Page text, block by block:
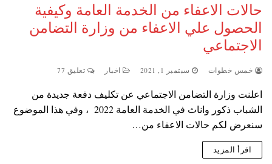
حالات الاعفاء من الخدمة العامة وكيفية
الحصول علي الاعفاء من وزارة التضامن
الاجتماعي
خمس خطوات سبتمبر 1, 2021 اخبار تعليق 77
اعلنت وزارة التضامن الاجتماعي عن تكليف دفعة جديدة من
الشباب ذكور واناث في الخدمة العامة 2022 ، وفي هذا الموضوع
سنعرض لكم حالات الاعفاء من…
اقرأ المزيد